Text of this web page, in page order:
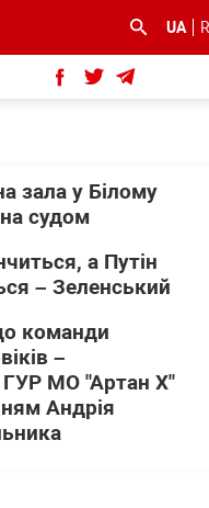
UA
зала у Білому
судом
а Путін
– Зеленський
команди
–
ГУР МО "Артан Х"
Андрія